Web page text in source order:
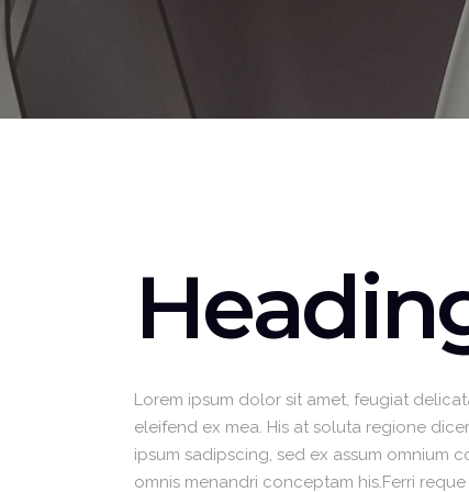
Contact Forms
Lorem ipsum dolor sit amet, feugiat
eleifend ex mea. His at soluta regione
ipsum sadipscing, sed ex assum omnium
omnis menandri conceptam his.Ferri